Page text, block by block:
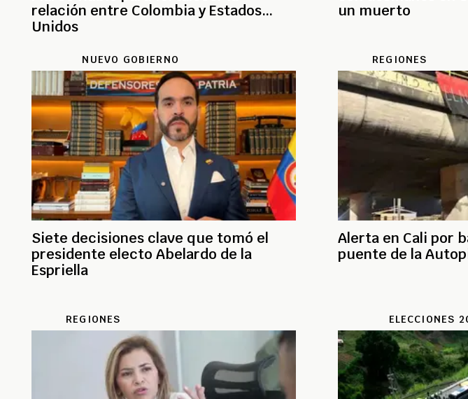
relación entre Colombia y Estados
Unidos
un muerto
NUEVO GOBIERNO
Siete decisiones clave que tomó el
presidente electo Abelardo de la
Espriella
REGIONES
Alerta en Cali por
puente de la
REGIONES ELECCIONES